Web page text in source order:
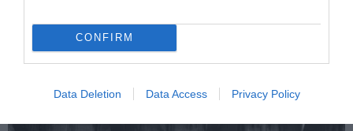
CONFIRM
Data Deletion Data Access Privacy Policy
börtönbe jutnak
ebben a hónapban látták meg a napvilágot.